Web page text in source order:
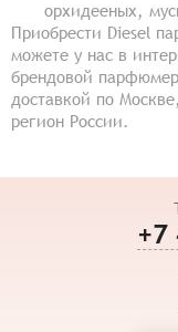
орхидееных,
Приобрести Diesel
можете у нас в
брендовой
доставкой по
регион России.
+7